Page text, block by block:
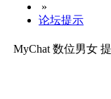
»
论坛提示
MyChat 数位男女